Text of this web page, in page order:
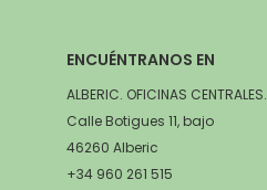
ENCUÉNTRANOS EN
ALBERIC. OFICINAS CENTRALES.
Calle Botigues 11, bajo
46260 Alberic
+34 960 261 515